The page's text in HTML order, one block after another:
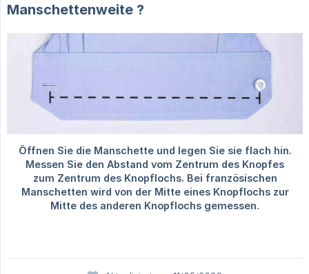
Manschettenweite ?